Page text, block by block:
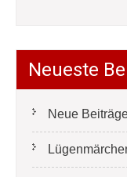
Neueste
Neue